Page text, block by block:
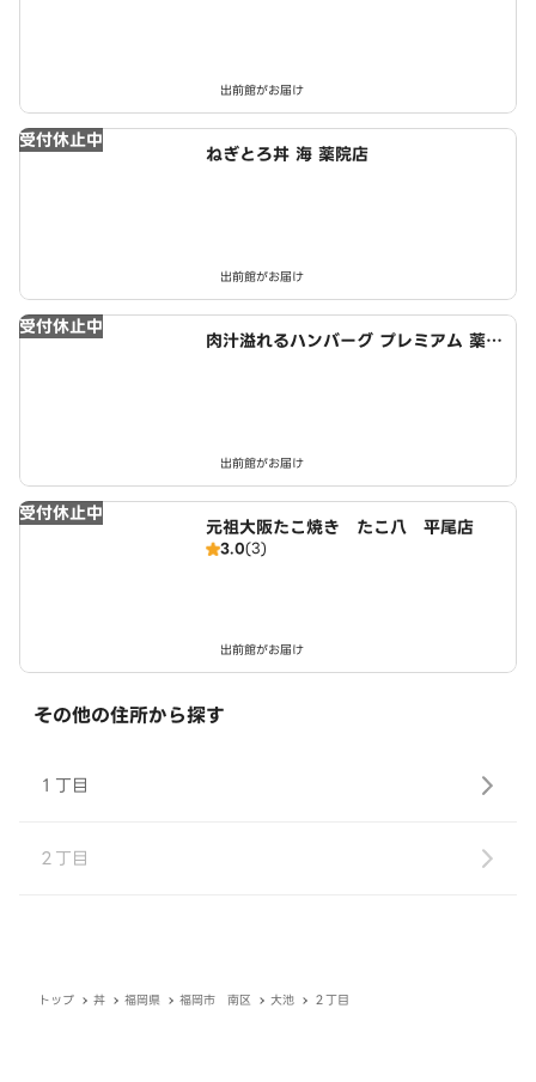
出前館がお届け
受付休止中
ねぎとろ丼 海 薬院店
出前館がお届け
受付休止中
肉汁溢れるハンバーグ プレミアム 薬院
出前館がお届け
受付休止中
元祖大阪たこ焼き たこ八 平尾店
3.0(3)
出前館がお届け
その他の住所から探す
１丁目
２丁目
トップ 丼 福岡県 福岡市 南区 大池 ２丁目